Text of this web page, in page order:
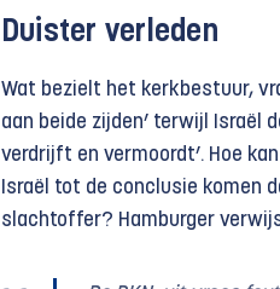
Duister verleden
Wat bezielt het kerkbestuur,
aan beide zijden’ terwijl Israël
verdrijft en vermoordt’. Hoe
Israël tot de conclusie komen
slachtoffer? Hamburger